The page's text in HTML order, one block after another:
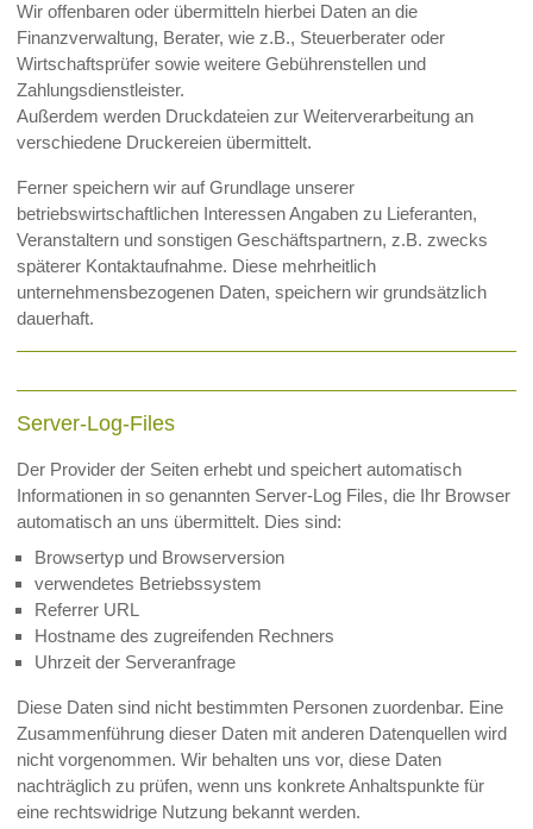
Wir offenbaren oder übermitteln hierbei Daten an die
Finanzverwaltung, Berater, wie z.B., Steuerberater oder
Wirtschaftsprüfer sowie weitere Gebührenstellen und
Zahlungsdienstleister.
Außerdem werden Druckdateien zur Weiterverarbeitung an
verschiedene Druckereien übermittelt.
Ferner speichern wir auf Grundlage unserer
betriebswirtschaftlichen Interessen Angaben zu Lieferanten,
Veranstaltern und sonstigen Geschäftspartnern, z.B. zwecks
späterer Kontaktaufnahme. Diese mehrheitlich
unternehmensbezogenen Daten, speichern wir grundsätzlich
dauerhaft.
Server-Log-Files
Der Provider der Seiten erhebt und speichert automatisch
Informationen in so genannten Server-Log Files, die Ihr Browser
automatisch an uns übermittelt. Dies sind:
Browsertyp und Browserversion
verwendetes Betriebssystem
Referrer URL
Hostname des zugreifenden Rechners
Uhrzeit der Serveranfrage
Diese Daten sind nicht bestimmten Personen zuordenbar. Eine
Zusammenführung dieser Daten mit anderen Datenquellen wird
nicht vorgenommen. Wir behalten uns vor, diese Daten
nachträglich zu prüfen, wenn uns konkrete Anhaltspunkte für
eine rechtswidrige Nutzung bekannt werden.